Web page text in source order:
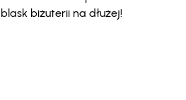
blask biżuterii na dłużej!